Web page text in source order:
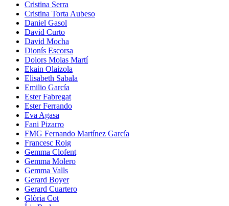
Cristina Serra
Cristina Torta Aubeso
Daniel Gasol
David Curto
David Mocha
Dionís Escorsa
Dolors Molas Martí
Ekain Olaizola
Elisabeth Sabala
Emilio García
Ester Fabregat
Ester Ferrando
Eva Agasa
Fani Pizarro
FMG Fernando Martínez García
Francesc Roig
Gemma Clofent
Gemma Molero
Gemma Valls
Gerard Boyer
Gerard Cuartero
Glòria Cot